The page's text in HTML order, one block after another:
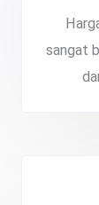
sangat